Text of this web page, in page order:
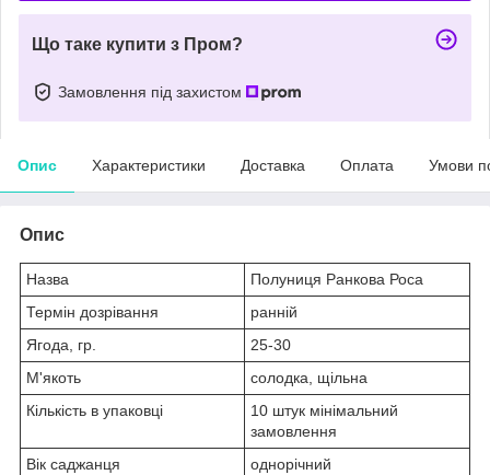
Що таке купити з Пром?
Замовлення під захистом
Опис Характеристики Доставка Оплата Умови
Опис
Назва
Полуниця Ранкова Роса
Термін дозрівання
ранній
Ягода, гр.
25-30
М'якоть
солодка, щільна
Кількість в упаковці
10 штук мінімальний
замовлення
Вік саджанця
однорічний